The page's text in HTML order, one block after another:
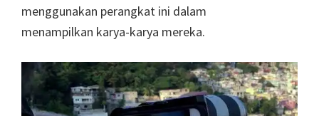
menggunakan perangkat ini dalam
menampilkan karya-karya mereka.